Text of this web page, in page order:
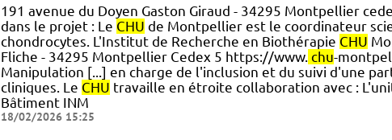
191 avenue du Doyen Gaston Giraud - 34295 Montpellier
dans le projet : Le CHU de Montpellier est le coordinateur
chondrocytes. L'Institut de Recherche en Biothérapie CHU
Fliche - 34295 Montpellier Cedex 5 https://www. chu-
Manipulation [...] en charge de l'inclusion et du suivi d'une
cliniques. Le CHU travaille en étroite collaboration avec :
Bâtiment INM
18/02/2026 15:25